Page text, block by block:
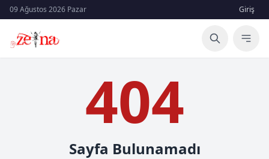
09 Ağustos 2026 Pazar Giriş
404
Sayfa Bulunamadı